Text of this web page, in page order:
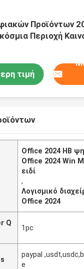
Προϊόντων
Περιοχή
Εγγράφων
τιμή
Office 2024 HB
Office 2024 Win
ειδί
,
Λογισμικό
Office 2024
Q
1pc
paypal
e